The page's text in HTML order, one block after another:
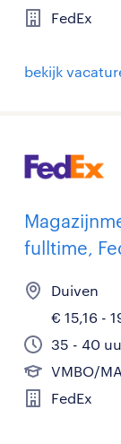
FedEx
bekijk
fulltime,
Duiven
€ 15,16 -
35 - 40
VMBO/
FedEx